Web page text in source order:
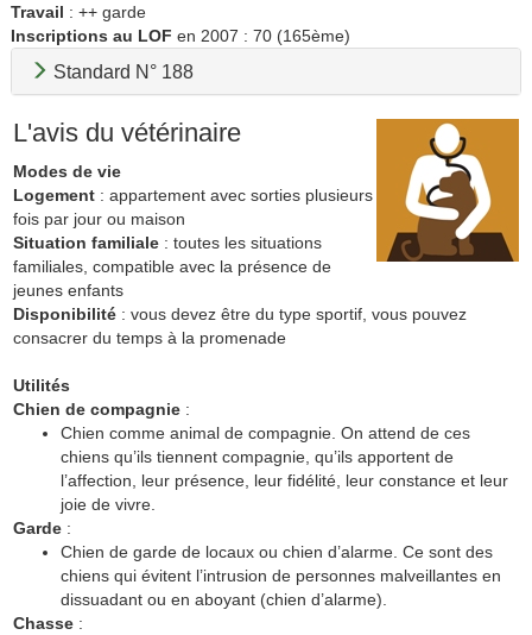
Travail : ++ garde
Inscriptions au LOF en 2007 : 70 (165ème)
Standard N° 188
L'avis du vétérinaire
Modes de vie
Logement: appartement avec sorties plusieurs
fois par jour ou maison
Situation familiale: toutes les situations
familiales, compatible avec la présence de
jeunes enfants
Disponibilité: vous devez être du type sportif, vous pouvez
consacrer du temps à la promenade
Utilités
Chien de compagnie:
Chien comme animal de compagnie. On attend de ces
chiens qu’ils tiennent compagnie, qu’ils apportent de
l’affection, leur présence, leur fidélité, leur constance et leur
joie de vivre.
Garde:
Chien de garde de locaux ou chien d’alarme. Ce sont des
chiens qui évitent l’intrusion de personnes malveillantes en
dissuadant ou en aboyant (chien d’alarme).
Chasse: